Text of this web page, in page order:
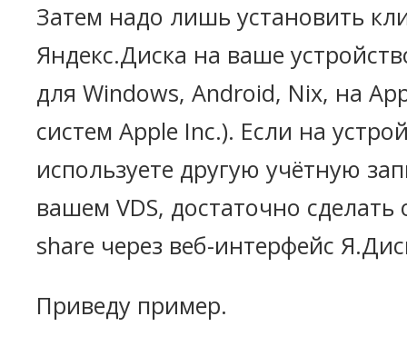
Затем надо лишь установить
Яндекс.Диска на ваше
для Windows, Android, Nix, на
систем Apple Inc.). Если на
используете другую учётную
вашем VDS, достаточно
share через веб-интерфейс
Приведу пример.